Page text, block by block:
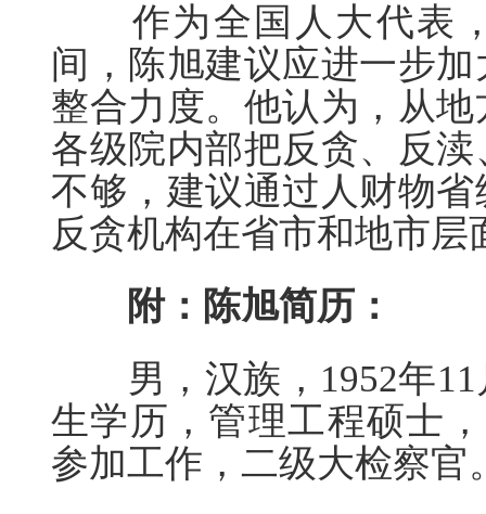
作为全国人大代表，
间，陈旭建议应进一步
整合力度。他认为，从
各级院内部把反贪、反
不够，建议通过人财物
反贪机构在省市和地市层
附：陈旭简历：
男，汉族，1952年11
生学历，管理工程硕士
参加工作，二级大检察官